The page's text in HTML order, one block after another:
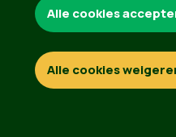
Alle cookies
Alle cookies